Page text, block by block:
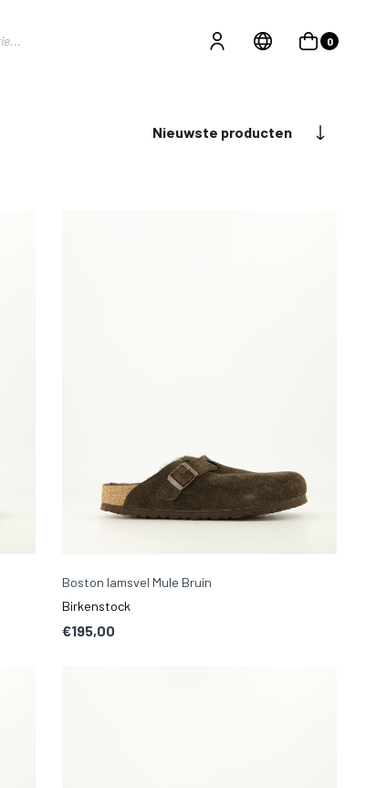
0
Nieuwste producten
Boston lamsvel Mule Bruin
Birkenstock
€195,00